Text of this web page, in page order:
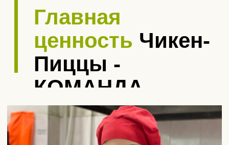
Ответы на частые
вопросы соискателей